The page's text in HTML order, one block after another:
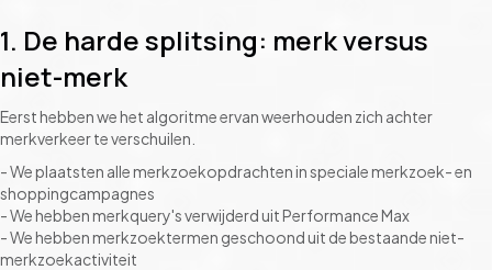
1. De harde splitsing: merk versus
niet-merk
Eerst hebben we het algoritme ervan weerhouden zich achter
merkverkeer te verschuilen.
- We plaatsten alle merkzoekopdrachten in speciale merkzoek- en
shoppingcampagnes
- We hebben merkquery's verwijderd uit Performance Max
- We hebben merkzoektermen geschoond uit de bestaande niet-
merkzoekactiviteit